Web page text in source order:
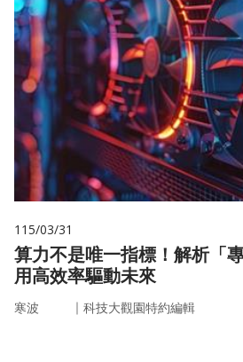
115/03/31
算力不是唯一指標！解析「
用高效率驅動未來
寒波 ｜ 科技大觀園特約編輯